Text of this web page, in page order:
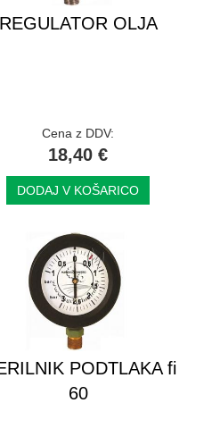
REGULATOR OLJA
Cena z DDV:
18,40 €
DODAJ V KOŠARICO
PODTLAKA fi
60